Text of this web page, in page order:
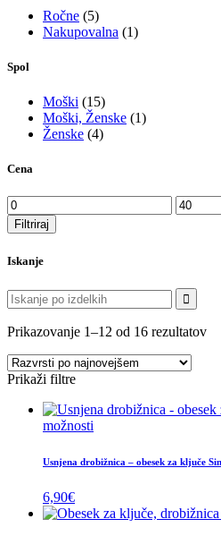
Ročne (5)
Nakupovalna (1)
Spol
Moški (15)
Moški, Ženske (1)
Ženske (4)
Cena
Min
cena
Max
cena
Filtriraj
Iskanje
Išči:
Prikazovanje 1–12 od 16 rezultatov
Prikaži filtre
možnosti
Usnjena drobižnica – obesek za ključe
6,90€